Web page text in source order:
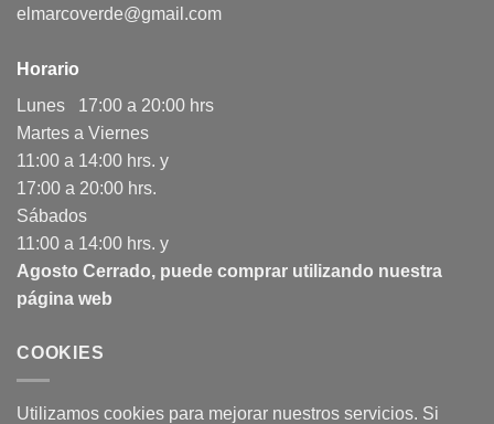
elmarcoverde@gmail.com
Horario
Lunes 17:00 a 20:00 hrs
Martes a Viernes
11:00 a 14:00 hrs. y
17:00 a 20:00 hrs.
Sábados
11:00 a 14:00 hrs. y
Agosto Cerrado, puede comprar utilizando nuestra
página web
COOKIES
Utilizamos cookies para mejorar nuestros servicios. Si